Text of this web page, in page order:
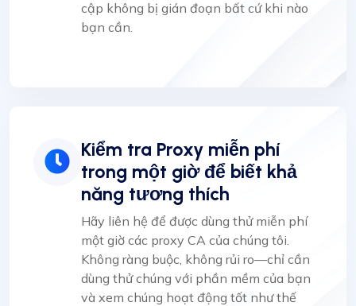
cập không bị gián đoạn bất cứ khi nào
bạn cần.
Kiểm tra Proxy miễn phí
trong một giờ để biết khả
năng tương thích
Hãy liên hệ để được dùng thử miễn phí
một giờ các proxy CA của chúng tôi.
Không ràng buộc, không rủi ro—chỉ cần
dùng thử chúng với phần mềm của bạn
và xem chúng hoạt động tốt như thế